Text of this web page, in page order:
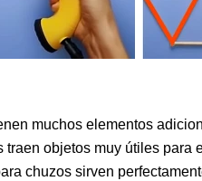
muchos elementos
objetos muy útiles para
chuzos sirven